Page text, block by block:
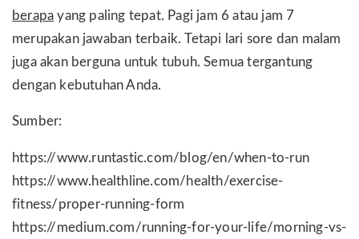
berapa yang paling tepat. Pagi jam 6 atau jam 7
merupakan jawaban terbaik. Tetapi lari sore dan malam
juga akan berguna untuk tubuh. Semua tergantung
dengan kebutuhan Anda.
Sumber:
https://www.runtastic.com/blog/en/when-to-run
https://www.healthline.com/health/exercise-
fitness/proper-running-form
https://medium.com/running-for-your-life/morning-vs-